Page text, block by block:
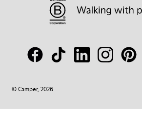
© Camper, 2026